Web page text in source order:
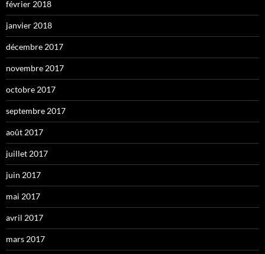
février 2018
janvier 2018
décembre 2017
novembre 2017
octobre 2017
septembre 2017
août 2017
juillet 2017
juin 2017
mai 2017
avril 2017
mars 2017